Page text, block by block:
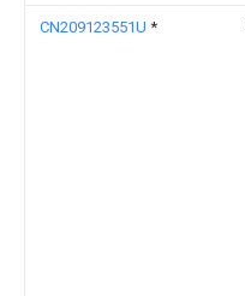
CN209123551U *